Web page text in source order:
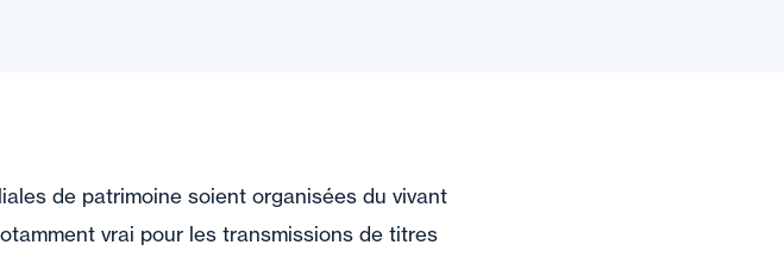
de patrimoine soient organisées du vivant
vrai pour les transmissions de titres